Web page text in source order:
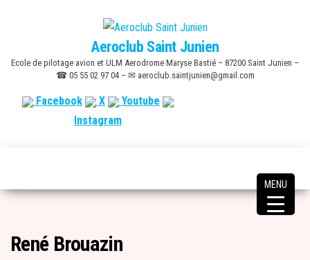
content
Aeroclub Saint Junien
Ecole de pilotage avion et ULM Aerodrome Maryse Bastié – 87200 Saint Junien –
☎ 05 55 02 97 04 – ✉ aeroclub.saintjunien@gmail.com
Facebook X
Youtube
Instagram
René Brouazin
MENU